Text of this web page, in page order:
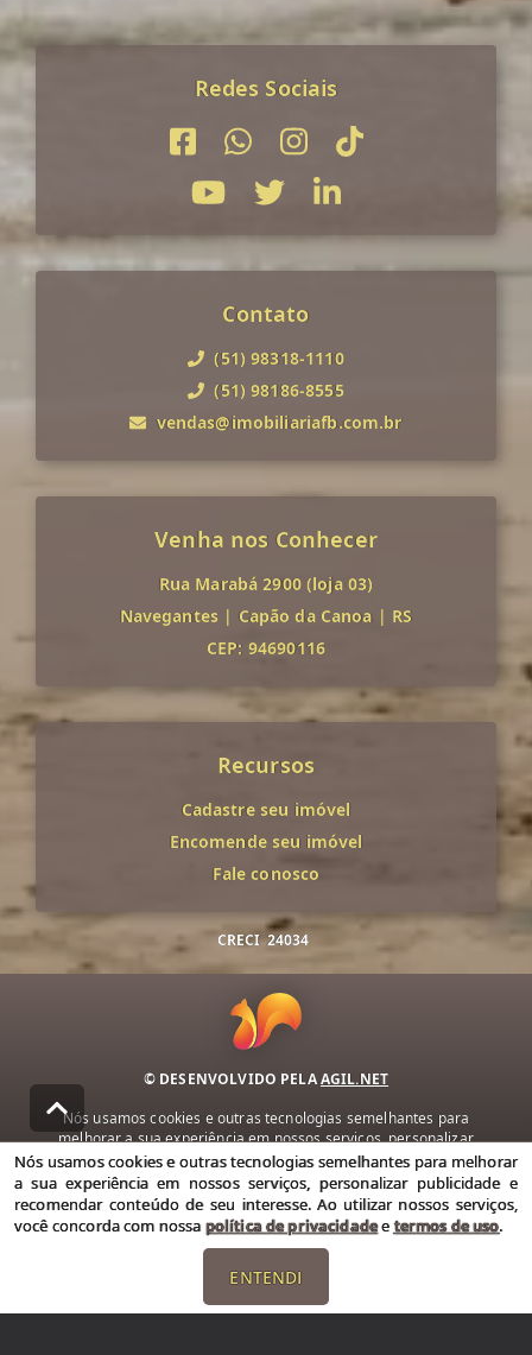
Redes Sociais
Contato
(51) 98318-1110
(51) 98186-8555
vendas@imobiliariafb.com.br
Venha nos Conhecer
Rua Marabá 2900 (loja 03)
Navegantes | Capão da Canoa | RS
CEP: 94690116
Recursos
Cadastre seu imóvel
Encomende seu imóvel
Fale conosco
CRECI 24034
© DESENVOLVIDO PELAAGIL.NET
Nós usamos cookies e outras tecnologias semelhantes para
melhorar a sua experiência em nossos serviços, personalizar
publicidade e recomendar conteúdo de seu interesse. Ao utilizar
nossos serviços, você concorda com nossa política de privacidade e
termos de uso.
Política de Privacidade Termos de uso
Nós usamos cookies e outras tecnologias semelhantes para melhorar
a sua experiência em nossos serviços, personalizar publicidade e
recomendar conteúdo de seu interesse. Ao utilizar nossos serviços,
você concorda com nossa política de privacidadeetermos de uso.
ENTENDI